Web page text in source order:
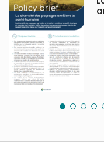
Fondation pour la